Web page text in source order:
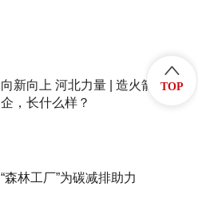
向新向上 河北力量 | 造火箭的民
企，长什么样？
“森林工厂”为碳减排助力
TOP